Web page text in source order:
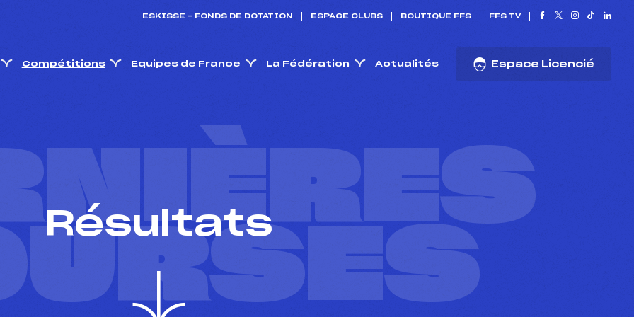
ESKISSE – FONDS DE DOTATION ESPACE CLUBS BOUTIQUE FFS FFS TV
Compétitions Equipes de France La Fédération Actualités Espace Licencié
Résultats